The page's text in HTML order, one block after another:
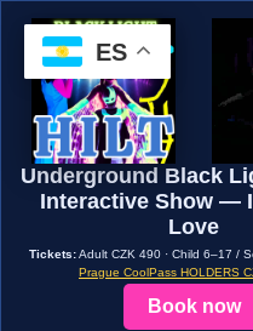
ES
Underground Black
Interactive Show —
Love
Tickets:Adult CZK 490 · Child 6–17 /
Prague CoolPass HOLDERS
Book now